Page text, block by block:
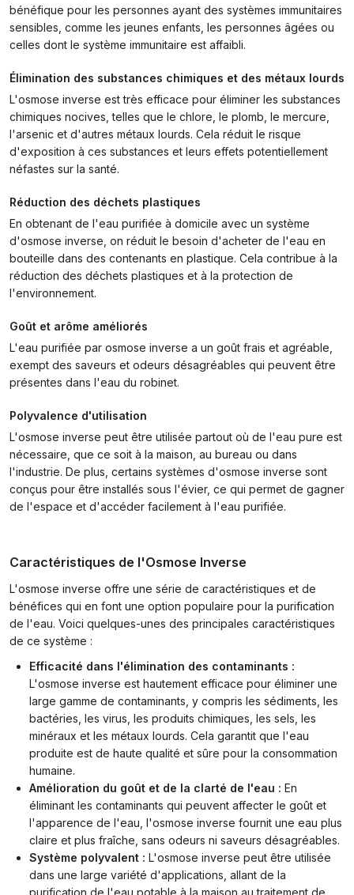
bénéfique pour les personnes ayant des systèmes immunitaires
sensibles, comme les jeunes enfants, les personnes âgées ou
celles dont le système immunitaire est affaibli.
Élimination des substances chimiques et des métaux lourds
L'osmose inverse est très efficace pour éliminer les substances
chimiques nocives, telles que le chlore, le plomb, le mercure,
l'arsenic et d'autres métaux lourds. Cela réduit le risque
d'exposition à ces substances et leurs effets potentiellement
néfastes sur la santé.
Réduction des déchets plastiques
En obtenant de l'eau purifiée à domicile avec un système
d'osmose inverse, on réduit le besoin d'acheter de l'eau en
bouteille dans des contenants en plastique. Cela contribue à la
réduction des déchets plastiques et à la protection de
l'environnement.
Goût et arôme améliorés
L'eau purifiée par osmose inverse a un goût frais et agréable,
exempt des saveurs et odeurs désagréables qui peuvent être
présentes dans l'eau du robinet.
Polyvalence d'utilisation
L'osmose inverse peut être utilisée partout où de l'eau pure est
nécessaire, que ce soit à la maison, au bureau ou dans
l'industrie. De plus, certains systèmes d'osmose inverse sont
conçus pour être installés sous l'évier, ce qui permet de gagner
de l'espace et d'accéder facilement à l'eau purifiée.
Caractéristiques de l'Osmose Inverse
L'osmose inverse offre une série de caractéristiques et de
bénéfices qui en font une option populaire pour la purification
de l'eau. Voici quelques-unes des principales caractéristiques
de ce système :
Efficacité dans l'élimination des contaminants :
L'osmose inverse est hautement efficace pour éliminer une
large gamme de contaminants, y compris les sédiments, les
bactéries, les virus, les produits chimiques, les sels, les
minéraux et les métaux lourds. Cela garantit que l'eau
produite est de haute qualité et sûre pour la consommation
humaine.
Amélioration du goût et de la clarté de l'eau : En
éliminant les contaminants qui peuvent affecter le goût et
l'apparence de l'eau, l'osmose inverse fournit une eau plus
claire et plus fraîche, sans odeurs ni saveurs désagréables.
Système polyvalent : L'osmose inverse peut être utilisée
dans une large variété d'applications, allant de la
purification de l'eau potable à la maison au traitement de